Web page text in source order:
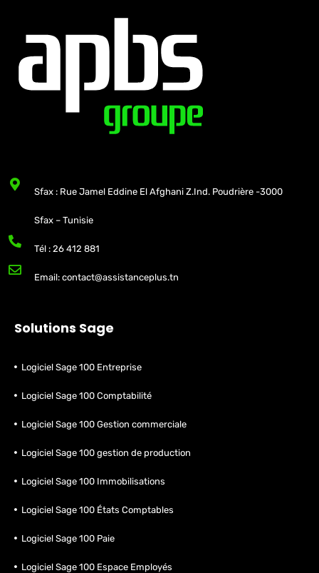
Sfax : Rue Jamel Eddine El Afghani Z.Ind. Poudrière -3000
Sfax – Tunisie
Tél : 26 412 881
Email: contact@assistanceplus.tn
Solutions Sage
Logiciel Sage 100 Entreprise
Logiciel Sage 100 Comptabilité
Logiciel Sage 100 Gestion commerciale
Logiciel Sage 100 gestion de production
Logiciel Sage 100 Immobilisations
Logiciel Sage 100 États Comptables
Logiciel Sage 100 Paie
Logiciel Sage 100 Espace Employés